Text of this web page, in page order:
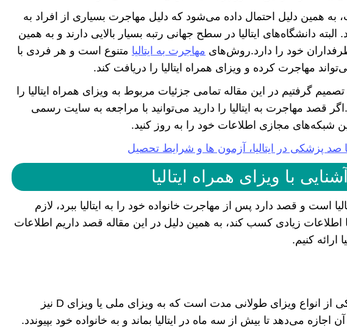
به همین دلیل احتمال داده می‌شود که دلیل مهاجرت بسیاری از افراد به
البته دانشگاه‌های ایتالیا در سطح جهانی رتبه بسیار بالایی دارند و به همین
خود را دارد.روش‌های مهاجرت به ایتالیا متنوع است و هر فردی با
مهاجرت کرده و ویزای همراه ایتالیا را دریافت کند.
گرفتیم در این مقاله تمامی جزئیات مربوط به ویزای همراه ایتالیا را
قصد مهاجرت به ایتالیا را دارید می‌توانید با مراجعه به سایت رسمی
شبکه‌های مجازی اطلاعات خود را به روز کنید.
صد پزشکی در ایتالیا، آزمون ها و شرایط تحصیل
آشنایی با ویزای همراه ایتالیا
است و قصد دارد پس از مهاجرت خانواده خود را به ایتالیا ببرد، لازم
اطلاعات زیادی کسب کند، به همین دلیل در این مقاله قصد داریم اطلاعات
ارائه کنیم.
ویزای خانوادگی یا همراه ایتالیا یکی از انواع ویزای طولانی مدت است که به ویزای ملی یا ویزای D نیز
می‌دهد تا بیش از سه ماه در ایتالیا بماند و به خانواده خود بپیوندد.